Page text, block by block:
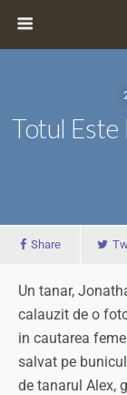
Totul Este
Share
Un tanar,
calauzit de o
in cautarea
salvat pe
de tanarul Alex,